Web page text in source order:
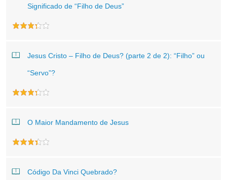
Significado de “Filho de Deus”
Jesus Cristo – Filho de Deus? (parte 2 de 2): “Filho” ou
“Servo”?
O Maior Mandamento de Jesus
Código Da Vinci Quebrado?